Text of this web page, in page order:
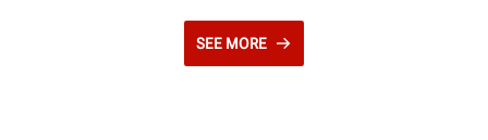
SEE MORE